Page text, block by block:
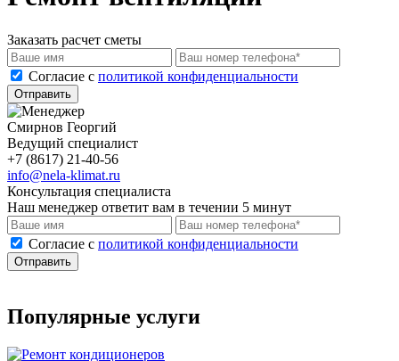
Заказать расчет сметы
Cогласие с политикой конфиденциальности
Отправить
Смирнов Георгий
Ведущий специалист
+7 (8617) 21-40-56
info@nela-klimat.ru
Консультация специалиста
Наш менеджер ответит вам в течении 5 минут
Cогласие с политикой конфиденциальности
Отправить
Популярные услуги